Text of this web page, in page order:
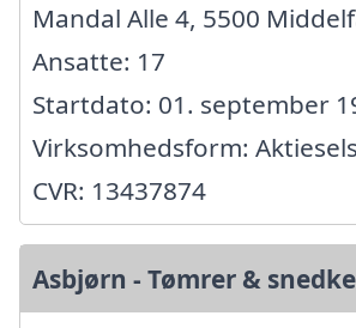
Mandal Alle 4, 5500
Ansatte: 17
Startdato: 01. september
Virksomhedsform:
CVR: 13437874
Asbjørn - Tømrer &